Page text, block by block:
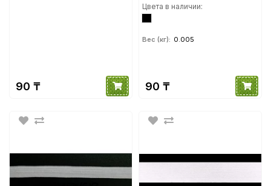
90 ₸
Цвета в наличии:
Вес (кг): 0.005
90 ₸